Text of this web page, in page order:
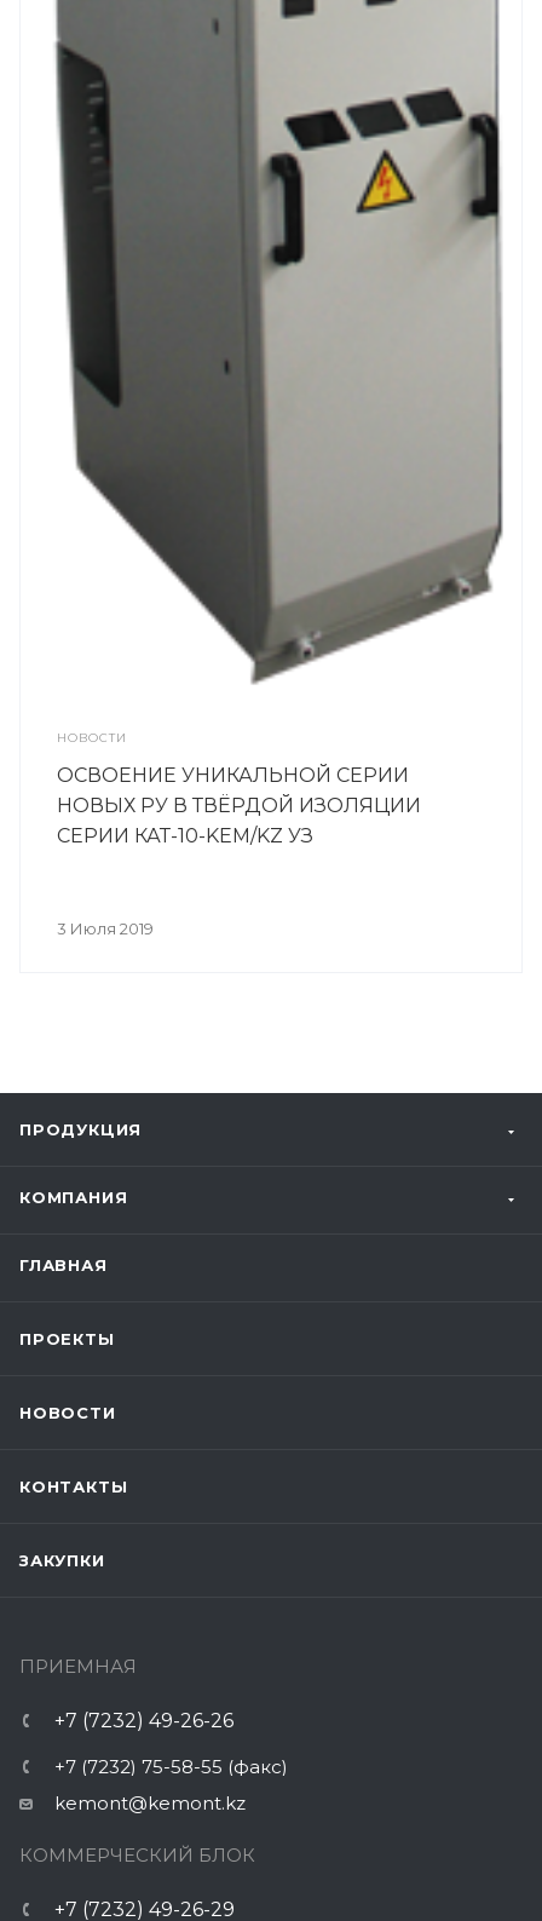
НОВОСТИ
ОСВОЕНИЕ УНИКАЛЬНОЙ СЕРИИ
НОВЫХ РУ В ТВЁРДОЙ ИЗОЛЯЦИИ
СЕРИИ КАТ-10-KEM/KZ УЗ
3 Июля 2019
ПРОДУКЦИЯ
КОМПАНИЯ
ГЛАВНАЯ
ПРОЕКТЫ
НОВОСТИ
КОНТАКТЫ
ЗАКУПКИ
ПРИЕМНАЯ
+7 (7232) 49-26-26
+7 (7232) 75-58-55 (факс)
kemont@kemont.kz
КОММЕРЧЕСКИЙ БЛОК
+7 (7232) 49-26-29